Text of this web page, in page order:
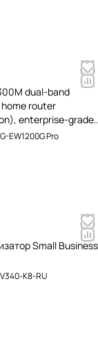
dual-band
router
enterprise-grade
EW1200G Pro
Small Business
K8-RU